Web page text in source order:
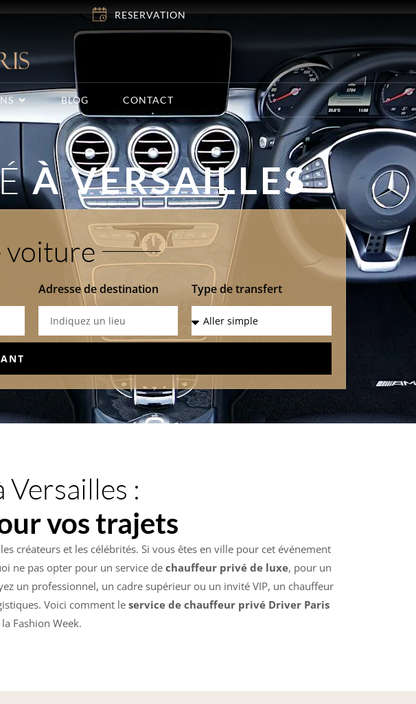
RESERVATION
BLOG CONTACT
À VERSAILLES
Adresse de destination Type de transfert
:
vos trajets
créateurs et les célébrités. Si vous êtes en ville pour cet événement
ne pas opter pour un service de chauffeur privé de luxe, pour un
un professionnel, un cadre supérieur ou un invité VIP, un chauffeur
Voici comment le service de chauffeur privé Driver Paris
Fashion Week.